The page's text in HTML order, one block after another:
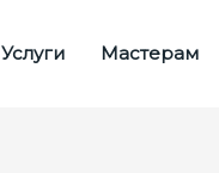
Услуги Мастерам